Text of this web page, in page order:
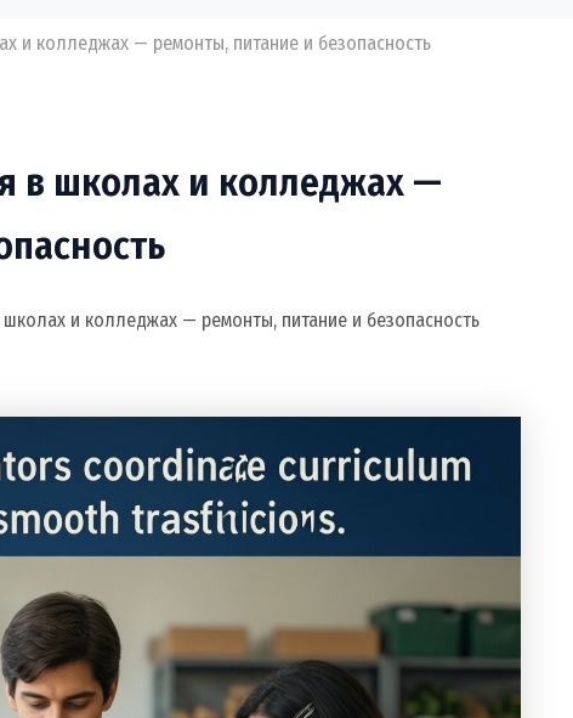
и колледжах — ремонты, питание и безопасность
в школах и колледжах —
и колледжах — ремонты, питание и безопасность